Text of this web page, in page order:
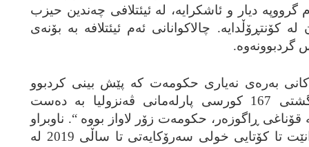
دیار و ئاشکرایه‌، له‌ ئیئتلافی چه‌ندین حیزب
له‌ کۆنتڕۆڵدایه‌. چالاکوانانی ئه‌م ئیئتلافه‌ به‌ بۆنه‌ی
گردبوونه‌وه‌.
به‌ره‌ی نه‌یاری حکومه‌ت که‌ پێش بینی کردبوو
ئیئتلاف 113 کورسی له‌ کۆی گشتی 167 کورسی پارله‌مانی ڤه‌نزولیا به‌ ده‌ست
قۆناغی ڕاگوزه‌ر، حکومه‌ت زۆر لاواز بووه‌ “. ناوبراو
پێش بینی ده‌کات که‌ مادۆرۆ ناتوانێت تا کۆتایی خولی سه‌رۆکایه‌تی تا ساڵی 2019 له‌